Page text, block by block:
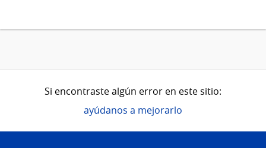
Si encontraste algún error en este sitio:
ayúdanos a mejorarlo